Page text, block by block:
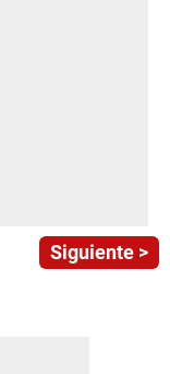
Siguiente >